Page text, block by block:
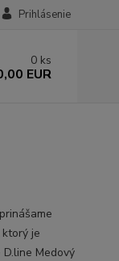
Prihlásenie
0 ks
EUR
je
D.line Medový